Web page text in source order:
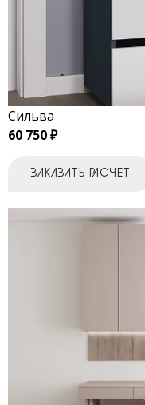
Сильва
60 750 ₽
ЗАКАЗАТЬ РАСЧЕТ